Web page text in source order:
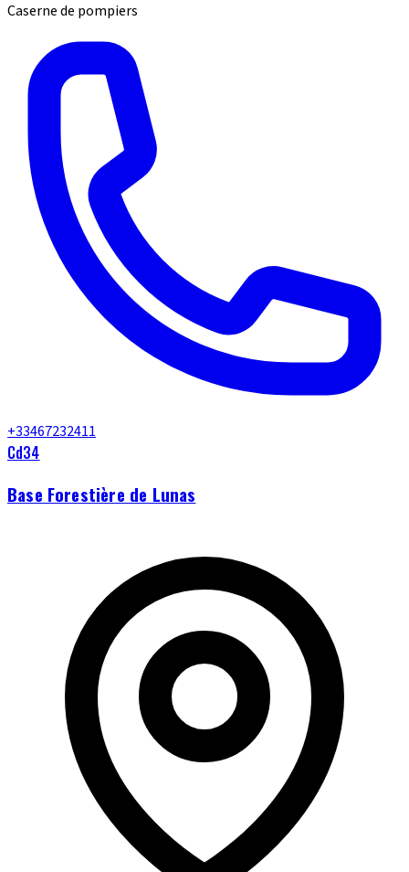
Caserne de pompiers
+33467232411
Cd34
Base Forestière de Lunas